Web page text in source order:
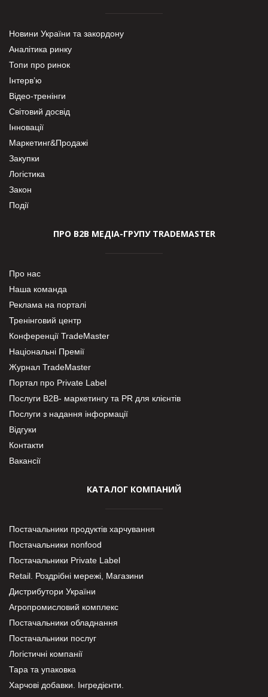
Новини України та закордону
Аналітика ринку
Топи про ринок
Інтерв’ю
Відео-тренінги
Світовий досвід
Інновації
Маркетинг&Продажі
Закупки
Логістика
Закон
Події
ПРО В2В МЕДІА-ГРУПУ TRADEMASTER
Про нас
Наша команда
Реклама на порталі
Тренінговий центр
Конференції TradeMaster
Національні Премії
Журнал TradeMaster
Портал про Private Label
Послуги В2В- маркетингу та PR для клієнтів
Послуги з надання інформації
Відгуки
Контакти
Вакансії
КАТАЛОГ КОМПАНИЙ
Постачальники продуктів харчування
Постачальники nonfood
Постачальники Private Label
Retail. Роздрібні мережі, Магазини
Дистрибутори України
Агропромисловий комплекс
Постачальники обладнання
Постачальники послуг
Логістичні компанії
Тара та упаковка
Харчові добавки. Інгредієнти.